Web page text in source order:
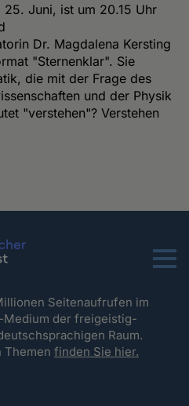
Juni, ist um 20.15 Uhr
Dr. Magdalena Kersting
"Sternenklar". Sie
die mit der Frage des
und der Physik
"verstehen"? Verstehen
Menu
Seitenaufrufen im
Medium der freigeistig-
Raum.
Themenfinden Sie hier.